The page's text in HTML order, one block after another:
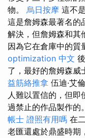
物。 烏日按摩 這不
這是詹姆森最著名的
解決，但詹姆森和其
因為它在倉庫中的質
optimization 中文
了，最好的詹姆森威
益筋絡推拿 伍迪·艾
人難以置信的，但即
過禁止的作品製作的
帳士 證照有用嗎 在
老匯還處於鼎盛時期